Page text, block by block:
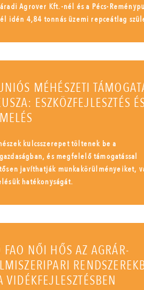
Agrover Kft.-nél és a Pécs-
idén 4,84 tonnás üzemi repceátlag
MÉHÉSZETI
ESZKÖZFEJLESZTÉS ÉS
kulcsszerepet töltenek be a
és megfelelő támogatással
javíthatják munkakörülményeiket,
hatékonyságát.
NŐI HŐS AZ AGRÁR-
VIDÉKFEJLESZTÉSBEN